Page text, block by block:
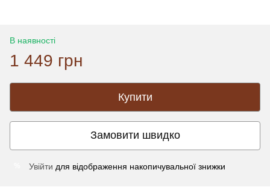
В наявності
1 449 грн
Купити
Замовити швидко
Увійти для відображення накопичувальної знижки